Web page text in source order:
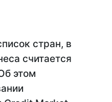
стран, в
считается
этом